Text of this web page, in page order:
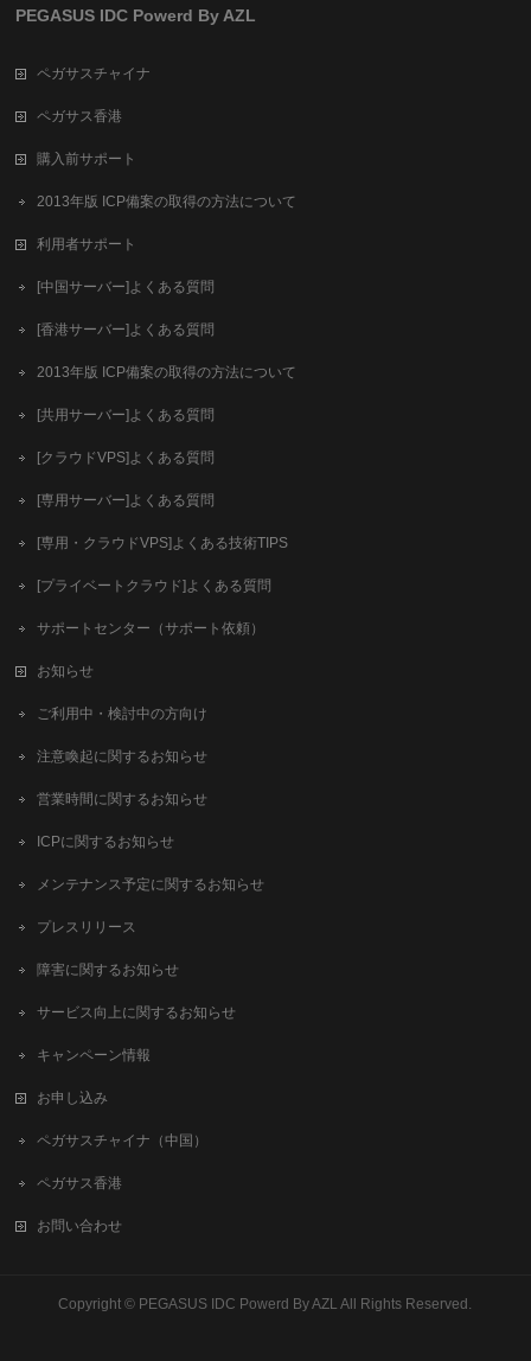
PEGASUS IDC Powerd By AZL
ペガサスチャイナ
ペガサス香港
購入前サポート
2013年版 ICP備案の取得の方法について
利用者サポート
[中国サーバー]よくある質問
[香港サーバー]よくある質問
2013年版 ICP備案の取得の方法について
[共用サーバー]よくある質問
[クラウドVPS]よくある質問
[専用サーバー]よくある質問
[専用・クラウドVPS]よくある技術TIPS
[プライベートクラウド]よくある質問
サポートセンター（サポート依頼）
お知らせ
ご利用中・検討中の方向け
注意喚起に関するお知らせ
営業時間に関するお知らせ
ICPに関するお知らせ
メンテナンス予定に関するお知らせ
プレスリリース
障害に関するお知らせ
サービス向上に関するお知らせ
キャンペーン情報
お申し込み
ペガサスチャイナ（中国）
ペガサス香港
お問い合わせ
Copyright © PEGASUS IDC Powerd By AZL All Rights Reserved.